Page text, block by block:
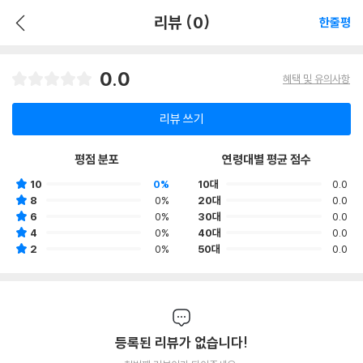
리뷰 (0) 한줄평
0.0 혜택 및 유의사항
리뷰 쓰기
평점 분포
10
0%
8
0%
6
0%
4
0%
2
0%
연령대별 평균 점수
10대
0.0
20대
0.0
30대
0.0
40대
0.0
50대
0.0
등록된 리뷰가 없습니다!